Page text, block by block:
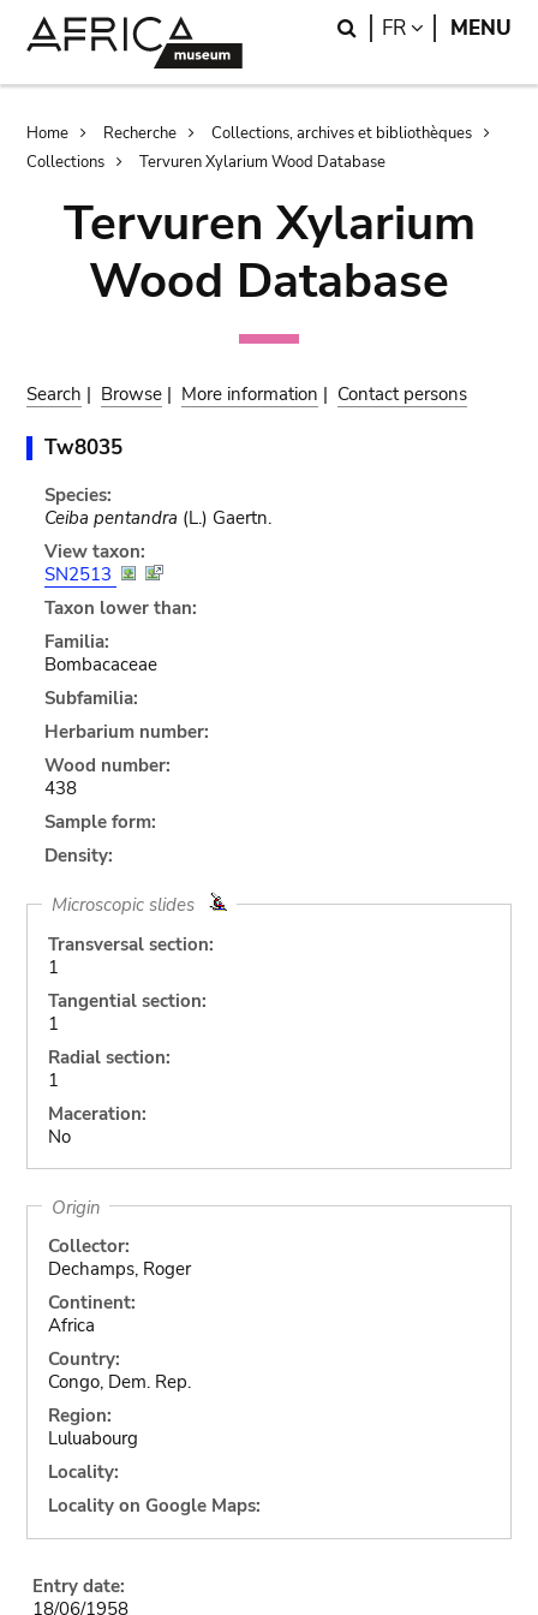
Search
FR LANGUAGE
MENU
Breadcrumb
Home Recherche
Collections, archives et bibliothèques
Collections
Tervuren Xylarium Wood Database
Tervuren Xylarium
Wood Database
Search | Browse | More information | Contact persons
Tw8035
Species:
Ceiba pentandra (L.) Gaertn.
View taxon:
SN2513
Taxon lower than:
Familia:
Bombacaceae
Subfamilia:
Herbarium number:
Wood number:
438
Sample form:
Density:
Microscopic slides
Transversal section:
1
Tangential section:
1
Radial section:
1
Maceration:
No
Origin
Collector:
Dechamps, Roger
Continent:
Africa
Country:
Congo, Dem. Rep.
Region:
Luluabourg
Locality:
Locality on Google Maps:
Entry date:
18/06/1958